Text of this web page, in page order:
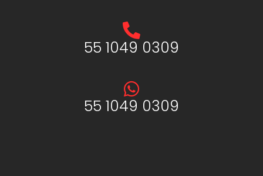
55 1049 0309
55 1049 0309